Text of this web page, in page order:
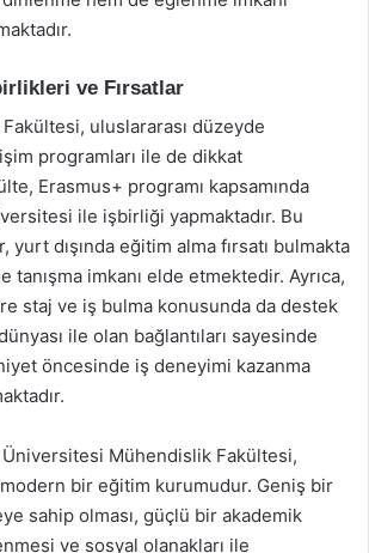
ve Fırsatlar
uluslararası düzeyde
programları ile de dikkat
Erasmus+ programı kapsamında
ile işbirliği yapmaktadır. Bu
yurt dışında eğitim alma fırsatı bulmakta
tanışma imkanı elde etmektedir. Ayrıca,
staj ve iş bulma konusunda da destek
ile olan bağlantıları sayesinde
öncesinde iş deneyimi kazanma
Mühendislik Fakültesi,
modern bir eğitim kurumudur. Geniş bir
sahip olması, güçlü bir akademik
ve sosyal olanakları ile